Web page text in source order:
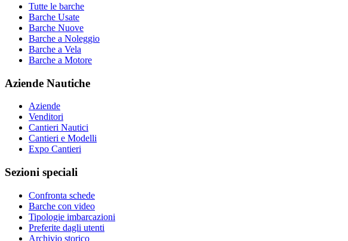
Tutte le barche
Barche Usate
Barche Nuove
Barche a Noleggio
Barche a Vela
Barche a Motore
Aziende Nautiche
Aziende
Venditori
Cantieri Nautici
Cantieri e Modelli
Expo Cantieri
Sezioni speciali
Confronta schede
Barche con video
Tipologie imbarcazioni
Preferite dagli utenti
Archivio storico